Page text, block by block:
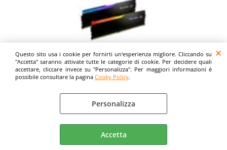
Questo sito usa i cookie per fornirti un'esperienza migliore. Cliccando su
"Accetta" saranno attivate tutte le categorie di cookie. Per decidere quali
accettare, cliccare invece su "Personalizza". Per maggiori informazioni è
possibile consultare la pagina Cooky Policy.
Personalizza
Accetta
GSKILL RIPJAWS M5 RGB 32GB 2 x 16GB DDR5
6.000MHz XMP AMD EXPO CL36 DIMM NERO